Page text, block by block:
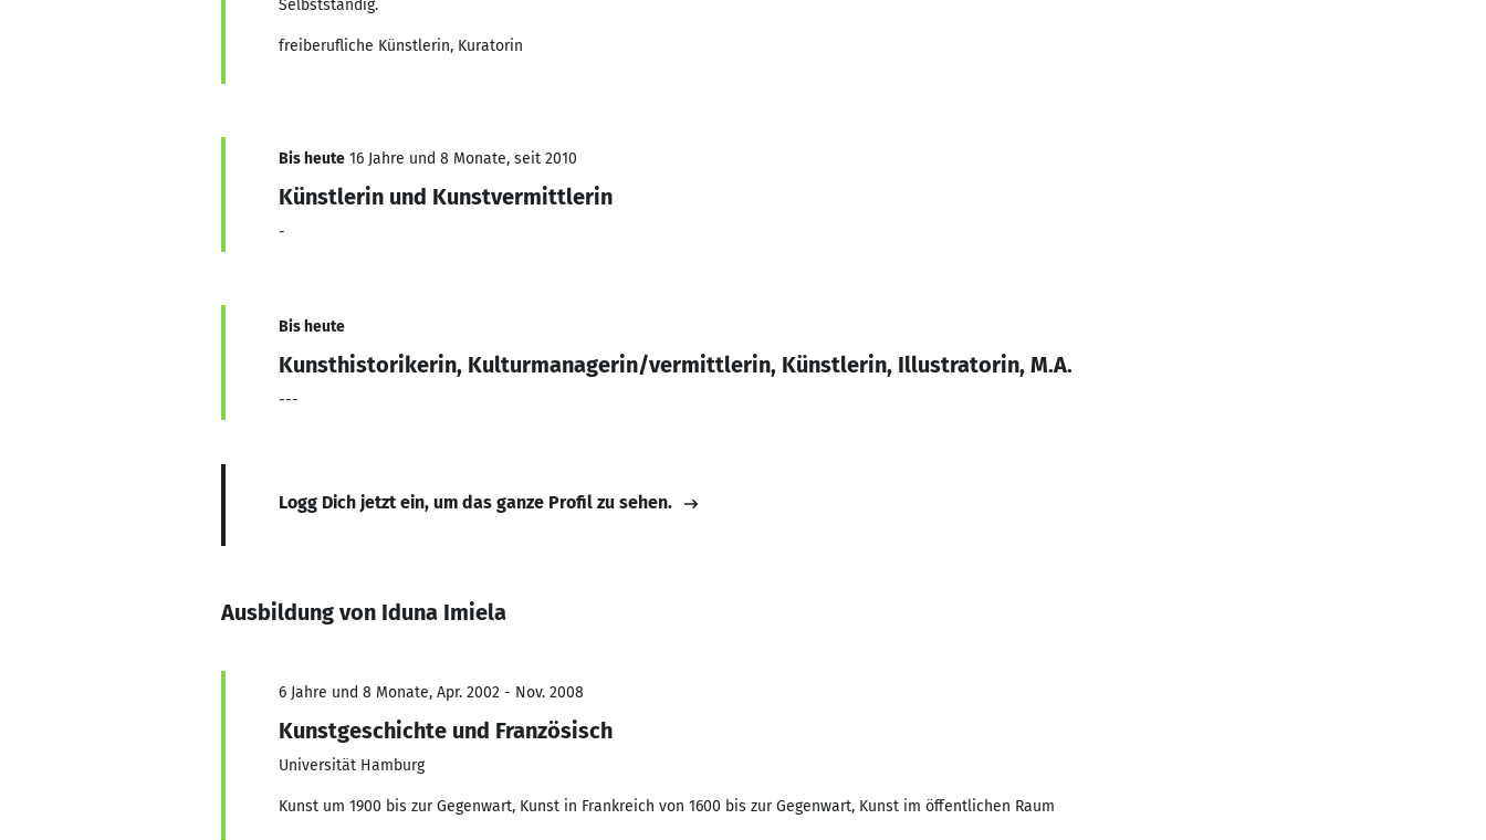
Selbstständig.
freiberufliche Künstlerin, Kuratorin
Bis heute 16 Jahre und 8 Monate, seit 2010
Künstlerin und Kunstvermittlerin
-
Bis heute
Kunsthistorikerin, Kulturmanagerin/vermittlerin, Künstlerin, Illustratorin, M.A.
---
Logg Dich jetzt ein, um das ganze Profil zu sehen.
Ausbildung von Iduna Imiela
6 Jahre und 8 Monate, Apr. 2002 - Nov. 2008
Kunstgeschichte und Französisch
Universität Hamburg
Kunst um 1900 bis zur Gegenwart, Kunst in Frankreich von 1600 bis zur Gegenwart, Kunst im öffentlichen Raum